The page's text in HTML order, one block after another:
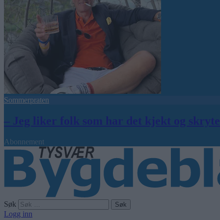
Sommerpraten
– Jeg liker folk som har det kjekt og
Abonnement
Søk
Logg inn